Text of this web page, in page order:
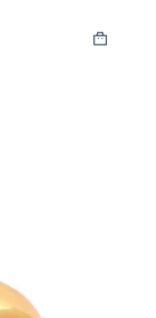
Carrinho